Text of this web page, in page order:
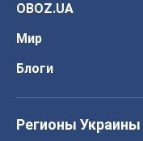
OBOZ.UA
Мир
Блоги
Регионы Украины